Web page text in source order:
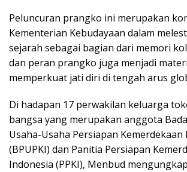
Peluncuran prangko ini merupakan
Kementerian Kebudayaan dalam
sejarah sebagai bagian dari memori
dan peran prangko juga menjadi
memperkuat jati diri di tengah arus
Di hadapan 17 perwakilan keluarga
bangsa yang merupakan anggota
Usaha-Usaha Persiapan Kemerdekaan
(BPUPKI) dan Panitia Persiapan
Indonesia (PPKI), Menbud